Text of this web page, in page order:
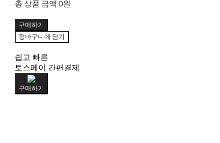
총 상품 금액 0원
구매하기
장바구니에 담기
쉽고 빠른
토스페이 간편결제
구매하기